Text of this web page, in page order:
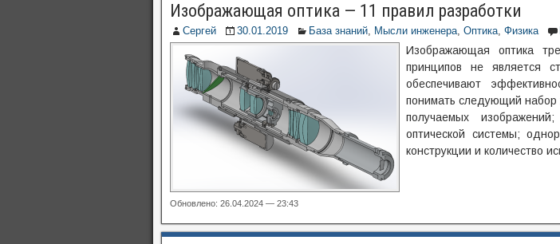
Изображающая оптика — 11 правил разработки
Сергей 30.01.2019 База знаний, Мысли инженера, Оптика, Физика
Изображающая оптика
принципов не является
обеспечивают
понимать следующий набор
получаемых
оптической системы;
конструкции и количество
Обновлено: 26.04.2024 — 23:43